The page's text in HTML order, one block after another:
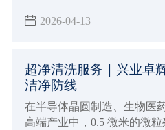
2026-04-13
超净清洗服务｜兴业卓
洁净防线
在半导体晶圆制造、生物医
高端产业中，0.5 微米的微